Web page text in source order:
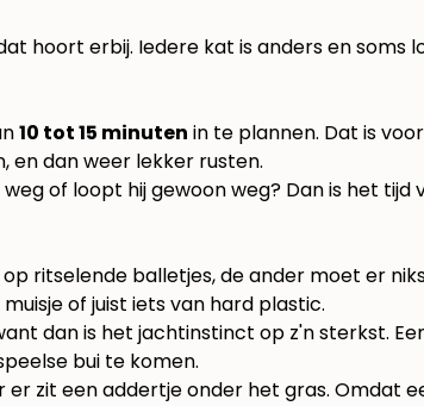
hoort erbij. Iedere kat is anders en
10 tot 15 minuten in te plannen. Dat is
en dan weer lekker rusten.
of loopt hij gewoon weg? Dan is het
ritselende balletjes, de ander moet er
of juist iets van hard plastic.
dan is het jachtinstinct op z'n sterkst.
bui te komen.
zit een addertje onder het gras. Omdat